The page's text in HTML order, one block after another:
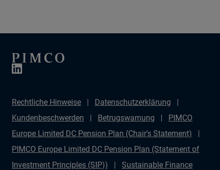
Kreditumfeld prägen, analysieren die
Bewertungssituation und erläutern, wie Investoren mit
Rechtliche Hinweise
Datenschutzerklärung
Kundenbeschwerden
Betrugswarnung
PIMCO
Europe Limited DC Pension Plan (Chair's Statement)
PIMCO Europe Limited DC Pension Plan (Statement of
Investment Principles (SIP))
Sustainable Finance